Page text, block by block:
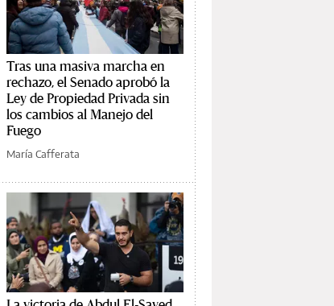
Tras una masiva marcha en
rechazo, el Senado aprobó la
Ley de Propiedad Privada sin
los cambios al Manejo del
Fuego
María Cafferata